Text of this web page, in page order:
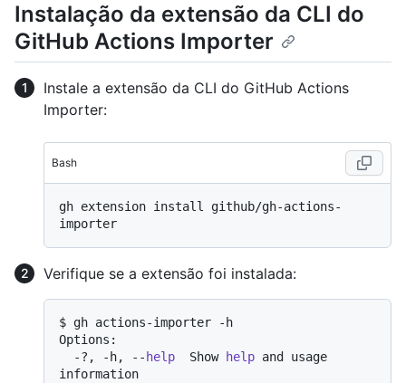
Instalação da extensão da CLI do
GitHub Actions Importer
Instale a extensão da CLI do GitHub Actions
Importer:
Bash
gh extension install github/gh-actions-
Verifique se a extensão foi instalada:
$ gh actions-importer -h
Options:
  -?, -h, --
help
  Show
help and usage
information